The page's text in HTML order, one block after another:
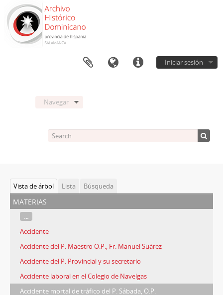
Iniciar sesión
Navegar
Vista de árbol Lista Búsqueda
materias
...
Accidente
Accidente del P. Maestro O.P., Fr. Manuel Suárez
Accidente del P. Provincial y su secretario
Accidente laboral en el Colegio de Navelgas
Accidente mortal de tráfico del P. Sábada, O.P.